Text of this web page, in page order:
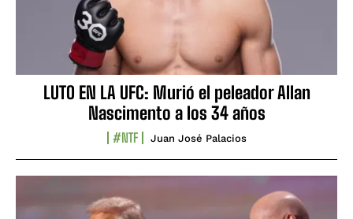
LUTO EN LA UFC: Murió el peleador Allan
Nascimento a los 34 años
#NTF Juan José Palacios